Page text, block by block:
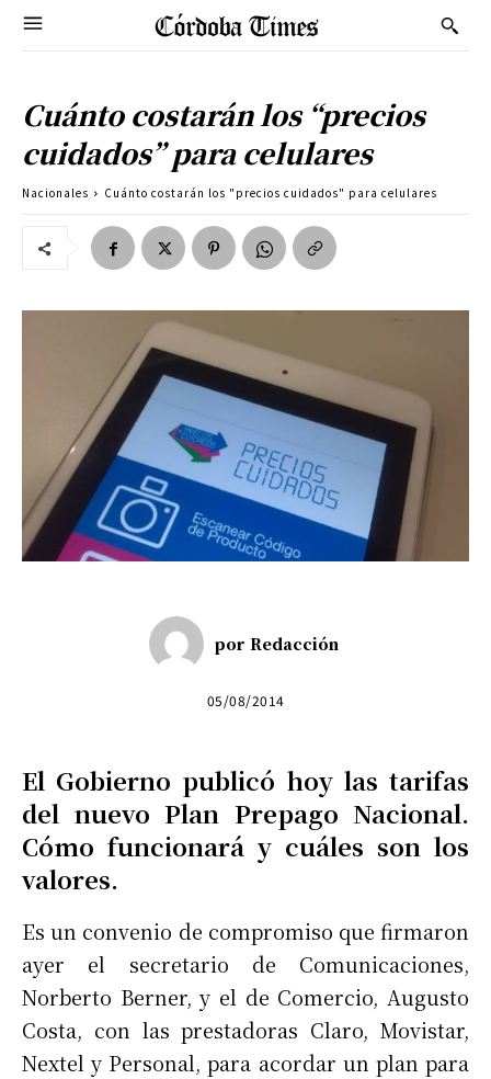
Cuánto costarán los “precios
cuidados” para celulares
Nacionales Cuánto costarán los "precios cuidados" para celulares
por Redacción
05/08/2014
El Gobierno publicó hoy las tarifas
del nuevo Plan Prepago Nacional.
Cómo funcionará y cuáles son los
valores.
Es un convenio de compromiso que firmaron
ayer el secretario de Comunicaciones,
Norberto Berner, y el de Comercio, Augusto
Costa, con las prestadoras Claro, Movistar,
Nextel y Personal, para acordar un plan para